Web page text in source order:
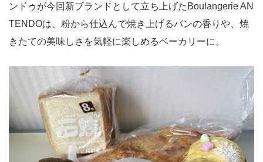
ンドゥが今回新ブランドとして立ち上げたBoulangerie AN
TENDOは、粉から仕込んで焼き上げるパンの香りや、焼
きたての美味しさを気軽に楽しめるベーカリーに。